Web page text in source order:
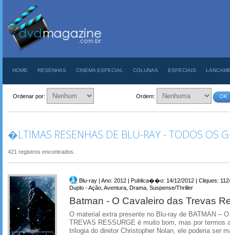
HOME RESENHAS CINEMA ESPECIAL COLUNAS ESPECIAIS
Ordenar por: Ordem: OK
�LTIMAS RESENHAS DE BLU-RAY - TODOS OS
421 registros encontrados.
Blu-ray | Ano: 2012 | Publica��o: 14/12/2012 | Cliques:
Duplo - Ação, Aventura, Drama, Suspense/Thriller
Batman - O Cavaleiro das Trevas
O material extra presente no Blu-ray de BATMAN –
TREVAS RESSURGE é muito bom, mas por termos
trilogia do diretor Christopher Nolan, ele poderia ser